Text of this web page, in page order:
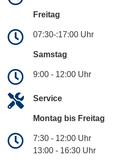
Freitag
07:30-:17:00 Uhr
Samstag
9:00 - 12:00 Uhr
Service
Montag bis Freitag
7:30 - 12:00 Uhr
13:00 - 16:30 Uhr